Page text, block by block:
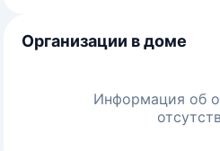
Организации в доме
Информация об